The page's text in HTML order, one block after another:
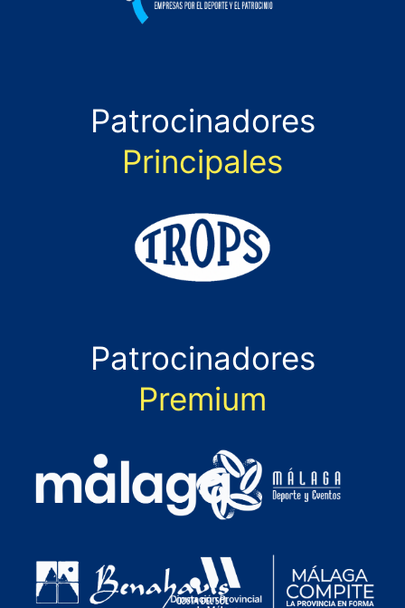
Patrocinadores
Principales
Patrocinadores
Premium